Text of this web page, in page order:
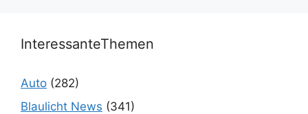
InteressanteThemen
Auto (282)
Blaulicht News (341)